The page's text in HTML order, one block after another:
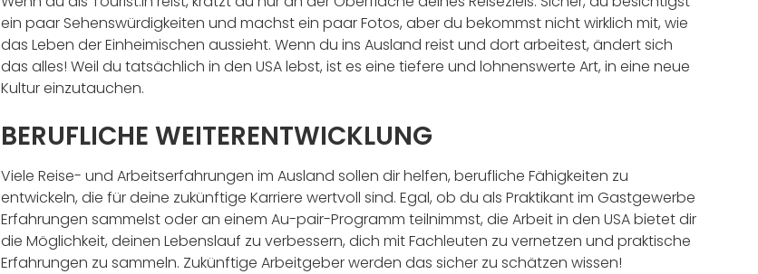
ein paar Sehenswürdigkeiten und machst ein paar Fotos, aber du bekommst nicht wirklich mit, wie
das Leben der Einheimischen aussieht. Wenn du ins Ausland reist und dort arbeitest, ändert sich
das alles! Weil du tatsächlich in den USA lebst, ist es eine tiefere und lohnenswerte Art, in eine neue
Kultur einzutauchen.
BERUFLICHE WEITERENTWICKLUNG
Viele Reise- und Arbeitserfahrungen im Ausland sollen dir helfen, berufliche Fähigkeiten zu
entwickeln, die für deine zukünftige Karriere wertvoll sind. Egal, ob du als Praktikant im Gastgewerbe
Erfahrungen sammelst oder an einem Au-pair-Programm teilnimmst, die Arbeit in den USA bietet dir
die Möglichkeit, deinen Lebenslauf zu verbessern, dich mit Fachleuten zu vernetzen und praktische
Erfahrungen zu sammeln. Zukünftige Arbeitgeber werden das sicher zu schätzen wissen!